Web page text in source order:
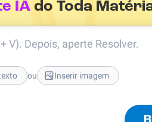
IAdo Toda
V). Depois, aperte Resolver.
ou Inserir imagem